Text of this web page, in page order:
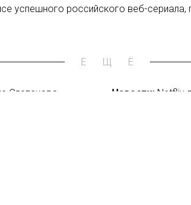
успешного российского веб-сериала,
ЕЩЁ
Слепакова Новости:Netflix